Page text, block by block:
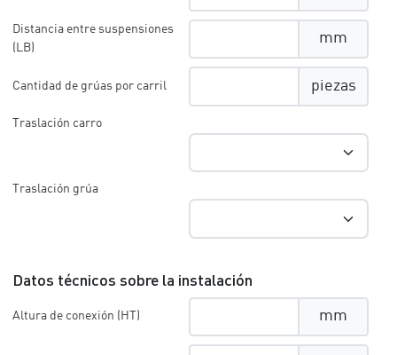
Distancia entre suspensiones
(LB)
mm
Cantidad de grúas por carril piezas
Traslación carro
Traslación grúa
Datos técnicos sobre la instalación
Altura de conexión (HT) mm